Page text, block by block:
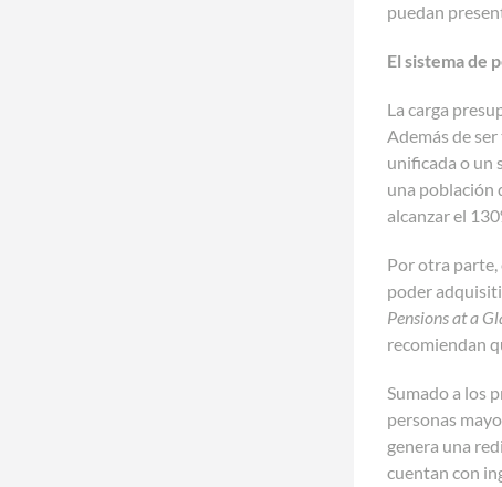
puedan
El sistema de
La carga
Además de
unificada o un
una población
alcanzar el
Por otra parte,
poder
Pensions at a
recomiendan
Sumado a los
personas
genera una
cuentan con